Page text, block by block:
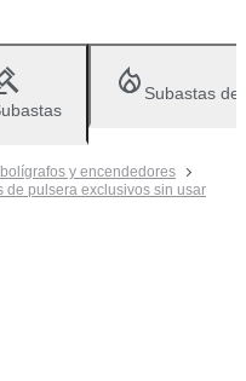
Subastas
y encendedores
de pulsera exclusivos sin usar